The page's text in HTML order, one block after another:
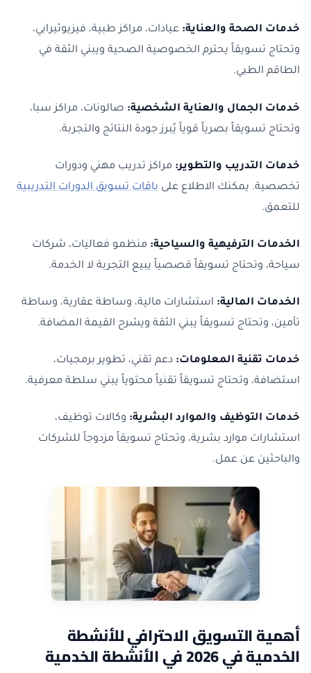
خدمات الصحة والعناية: عيادات، مراكز طبية، فيزيوثيرابي،
وتحتاج تسويقاً يحترم الخصوصية الصحية ويبني الثقة في
الطاقم الطبي.
خدمات الجمال والعناية الشخصية: صالونات، مراكز سبا،
وتحتاج تسويقاً بصرياً قوياً يُبرز جودة النتائج والتجربة.
خدمات التدريب والتطوير: مراكز تدريب مهني ودورات
تخصصية. يمكنك الاطلاع على باقات تسويق الدورات التدريبية
للتعمق.
الخدمات الترفيهية والسياحية: منظمو فعاليات، شركات
سياحة، وتحتاج تسويقاً قصصياً يبيع التجربة لا الخدمة.
الخدمات المالية: استشارات مالية، وساطة عقارية، وساطة
تأمين، وتحتاج تسويقاً يبني الثقة ويشرح القيمة المضافة.
خدمات تقنية المعلومات: دعم تقني، تطوير برمجيات،
استضافة، وتحتاج تسويقاً تقنياً محتوياً يبني سلطة معرفية.
خدمات التوظيف والموارد البشرية: وكالات توظيف،
استشارات موارد بشرية، وتحتاج تسويقاً مزدوجاً للشركات
والباحثين عن عمل.
أهمية التسويق الاحترافي للأنشطة
الخدمية في 2026 في الأنشطة الخدمية